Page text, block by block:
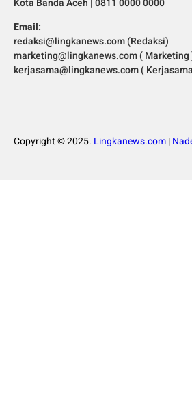
Kota Banda Aceh | 0811 0000 0000
Email:
redaksi@lingkanews.com (Redaksi)
marketing@lingkanews.com ( Marketing
kerjasama@lingkanews.com (
Copyright © 2025. Lingkanews.com|